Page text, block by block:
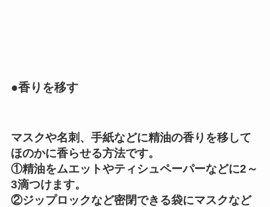
●香りを移す
マスクや名刺、手紙などに精油の香りを移して
ほのかに香らせる方法です。
①精油をムエットやティシュペーパーなどに2～
3滴つけます。
②ジップロックなど密閉できる袋にマスクなど